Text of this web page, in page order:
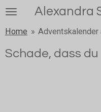
Zum
springen
Alexandra
Home » Adventskalender
Schade, dass